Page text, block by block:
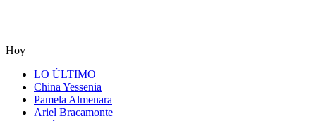
Hoy
LO ÚLTIMO
China Yessenia
Pamela Almenara
Ariel Bracamonte